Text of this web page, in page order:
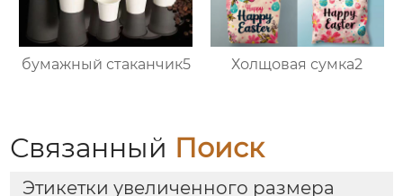
бумажный стаканчик5 Холщовая сумка2
Связанный Поиск
Этикетки увеличенного размера